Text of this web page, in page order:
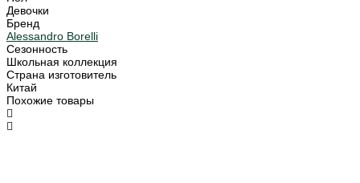
Девочки
Бренд
Alessandro Borelli
Сезонность
Школьная коллекция
Страна изготовитель
Китай
Похожие товары